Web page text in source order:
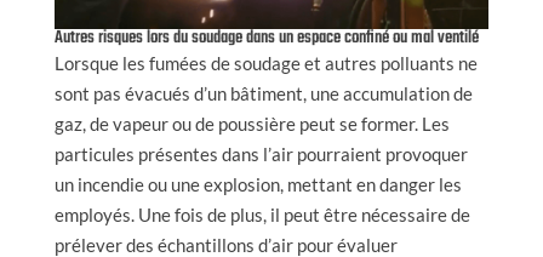
Autres risques lors du soudage dans un espace confiné ou mal ventilé
Lorsque les fumées de soudage et autres polluants ne
sont pas évacués d’un bâtiment, une accumulation de
gaz, de vapeur ou de poussière peut se former. Les
particules présentes dans l’air pourraient provoquer
un incendie ou une explosion, mettant en danger les
employés. Une fois de plus, il peut être nécessaire de
prélever des échantillons d’air pour évaluer